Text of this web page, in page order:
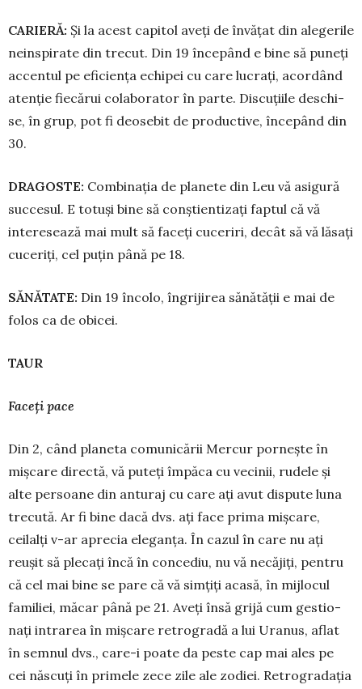
CARIERĂ: Și la acest capitol aveți de învățat din alegerile
neinspirate din trecut. Din 19 începând e bine să puneți
ac­centul pe eficiența echipei cu care lucrați, acordând
atenție fiecărui co­laborator în parte. Discuțiile des­chi­
se, în grup, pot fi deosebit de pro­ductive, începând din
30.
DRAGOSTE: Combinația de pla­­nete din Leu vă asi­gură
succesul. E totuși bine să conștientizați faptul că vă
intere­sează mai mult să faceți cuceriri, decât să vă lăsați
cuceriți, cel puțin până pe 18.
SĂNĂTATE: Din 19 încolo, îngrijirea sănătății e mai de
folos ca de obicei.
TAUR
Faceți pace
Din 2, când planeta co­mu­ni­că­rii Mercur pornește în
mișcare directă, vă puteți împăca cu vecinii, rudele și
alte persoane din anturaj cu care ați avut dispute luna
trecută. Ar fi bine dacă dvs. ați face prima miș­care,
ceilalți v-ar aprecia eleganța. În cazul în care nu ați
reușit să plecați încă în concediu, nu vă necăjiți, pen­tru
că cel mai bine se pare că vă simțiți acasă, în mijlocul
familiei, măcar pâ­nă pe 21. Aveți însă grijă cum ges­tio­
nați intra­rea în mișcare retrogradă a lui Uranus, aflat
în semnul dvs., care-i poate da peste cap mai ales pe
cei năs­cuți în primele zece zile ale zodiei. Retro­gra­dația